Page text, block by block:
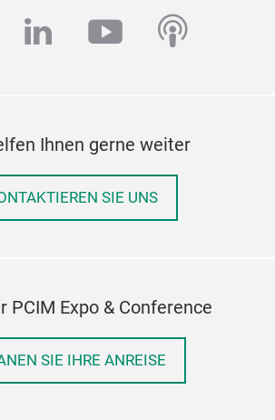
linkedinyoutube
Ihnen gerne weiter
SIE UNS
PCIM Expo & Conference
SIE IHRE ANREISE